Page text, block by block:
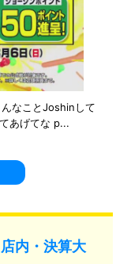
なことJoshinして
あげてな p...
内・決算大